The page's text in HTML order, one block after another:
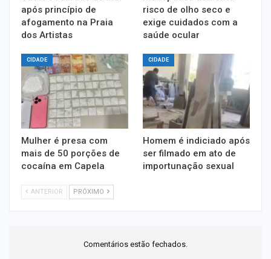
após princípio de
afogamento na Praia
dos Artistas
risco de olho seco e
exige cuidados com a
saúde ocular
CIDADE
Mulher é presa com
mais de 50 porções de
cocaína em Capela
CIDADE
Homem é indiciado após
ser filmado em ato de
importunação sexual
ANTERIOR PRÓXIMO
Comentários estão fechados.